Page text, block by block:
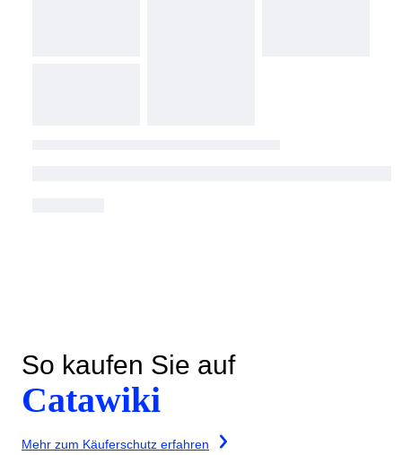
So kaufen Sie auf
Catawiki
Mehr zum Käuferschutz erfahren